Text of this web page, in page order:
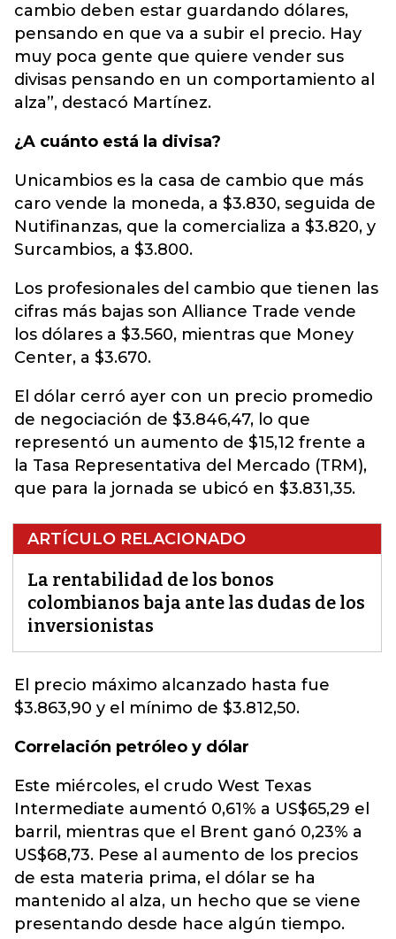
cambio deben estar guardando dólares,
pensando en que va a subir el precio. Hay
muy poca gente que quiere vender sus
divisas pensando en un comportamiento al
alza”, destacó Martínez.
¿A cuánto está la divisa?
Unicambios es la casa de cambio que más
caro vende la moneda, a $3.830, seguida de
Nutifinanzas, que la comercializa a $3.820, y
Surcambios, a $3.800.
Los profesionales del cambio que tienen las
cifras más bajas son Alliance Trade vende
los dólares a $3.560, mientras que Money
Center, a $3.670.
El dólar cerró ayer con un precio promedio
de negociación de $3.846,47, lo que
representó un aumento de $15,12 frente a
la Tasa Representativa del Mercado (TRM),
que para la jornada se ubicó en $3.831,35.
ARTÍCULO RELACIONADO
La rentabilidad de los bonos
colombianos baja ante las dudas de los
inversionistas
El precio máximo alcanzado hasta fue
$3.863,90 y el mínimo de $3.812,50.
Correlación petróleo y dólar
Este miércoles, el crudo West Texas
Intermediate aumentó 0,61% a US$65,29 el
barril, mientras que el Brent ganó 0,23% a
US$68,73. Pese al aumento de los precios
de esta materia prima, el dólar se ha
mantenido al alza, un hecho que se viene
presentando desde hace algún tiempo.